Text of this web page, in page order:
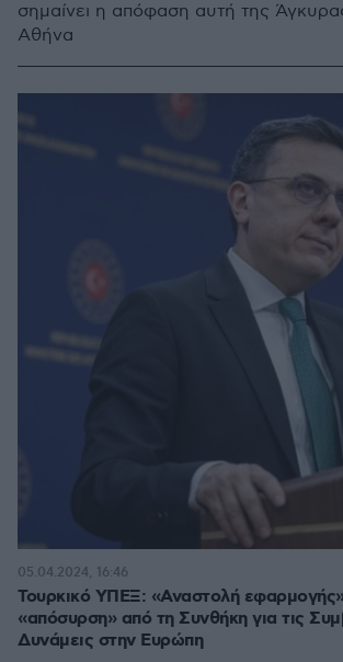
σημαίνει η απόφαση αυτή της
Αθήνα
Τουρκικό ΥΠΕΞ: «Αναστολή εφαρμογής»
«απόσυρση» από τη Συνθήκη για τις
Δυνάμεις στην Ευρώπη
05.04.2024, 16:46